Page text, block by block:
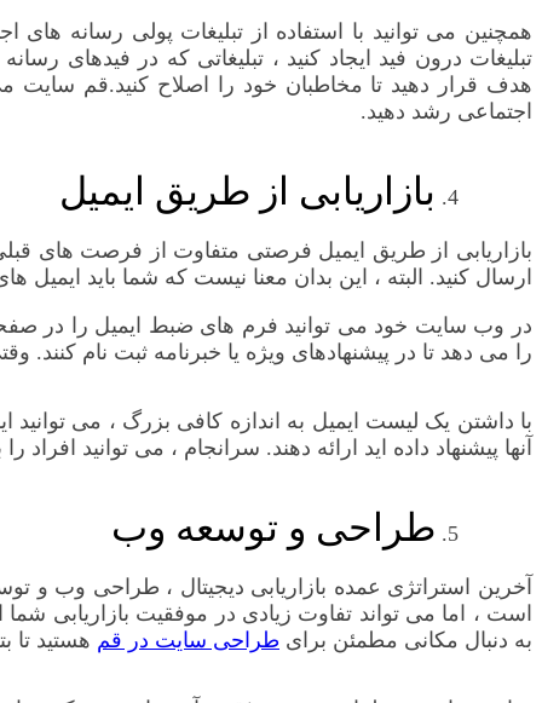
همچنین می توانید با استفاده از تبلیغات پولی رسانه
تبلیغات درون فید ایجاد کنید ، تبلیغاتی که در فیدهای
هدف قرار دهید تا مخاطبان خود را اصلاح کنید.قم سایت
اجتماعی رشد دهید.
بازاریابی از طریق ایمیل
بازاریابی از طریق ایمیل فرصتی متفاوت از فرصت های
ارسال کنید. البته ، این بدان معنا نیست که شما باید
را می دهد تا در پیشنهادهای ویژه یا خبرنامه ثبت نام کنند.
با داشتن یک لیست ایمیل به اندازه کافی بزرگ ، می توانید
آنها پیشنهاد داده اید ارائه دهند. سرانجام ، می توانید
طراحی و توسعه وب
آخرین استراتژی عمده بازاریابی دیجیتال ، طراحی
است ، اما می تواند تفاوت زیادی در موفقیت بازاریابی
به دنبال مکانی مطمئن برای طراحی سایت در قم هستید تا